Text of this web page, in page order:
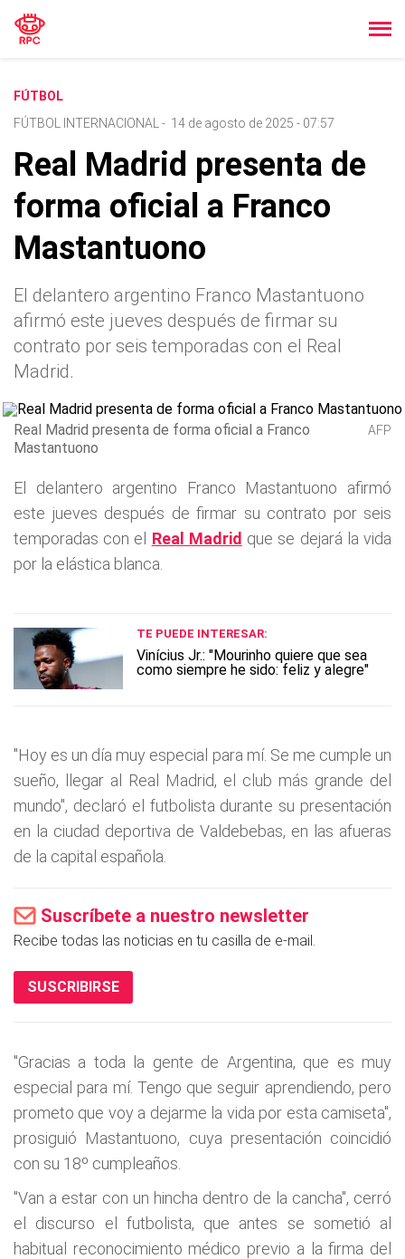
FÚTBOL
FÚTBOL INTERNACIONAL
- 14 de agosto de 2025 - 07:57
Real Madrid presenta de
forma oficial a Franco
Mastantuono
El delantero argentino Franco Mastantuono
afirmó este jueves después de firmar su
contrato por seis temporadas con el Real
Madrid.
Real Madrid presenta de forma oficial a Franco
Mastantuono
AFP
El delantero argentino Franco Mastantuono afirmó
este jueves después de firmar su contrato por seis
temporadas con el Real Madrid que se dejará la vida
por la elástica blanca.
TE PUEDE INTERESAR:
Vinícius Jr.: "Mourinho quiere que sea
como siempre he sido: feliz y alegre"
"Hoy es un día muy especial para mí. Se me cumple un
sueño, llegar al Real Madrid, el club más grande del
mundo", declaró el futbolista durante su presentación
en la ciudad deportiva de Valdebebas, en las afueras
de la capital española.
Suscríbete a nuestro newsletter
Recibe todas las noticias en tu casilla de e-mail.
SUSCRIBIRSE
"Gracias a toda la gente de Argentina, que es muy
especial para mí. Tengo que seguir aprendiendo, pero
prometo que voy a dejarme la vida por esta camiseta",
prosiguió Mastantuono, cuya presentación coincidió
con su 18º cumpleaños.
"Van a estar con un hincha dentro de la cancha", cerró
el discurso el futbolista, que antes se sometió al
habitual reconocimiento médico previo a la firma del